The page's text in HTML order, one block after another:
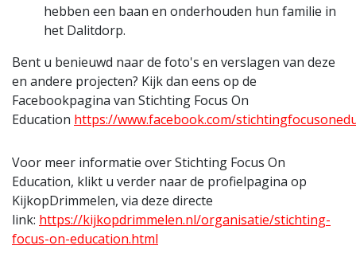
hebben een baan en onderhouden hun familie in
het Dalitdorp.
Bent u benieuwd naar de foto's en verslagen van deze
en andere projecten? Kijk dan eens op de
Facebookpagina van Stichting Focus On
Education https://www.facebook.com/
Voor meer informatie over Stichting Focus On
Education, klikt u verder naar de profielpagina op
KijkopDrimmelen, via deze directe
link: https://kijkopdrimmelen.nl/organisatie/stichting-
focus-on-education.html